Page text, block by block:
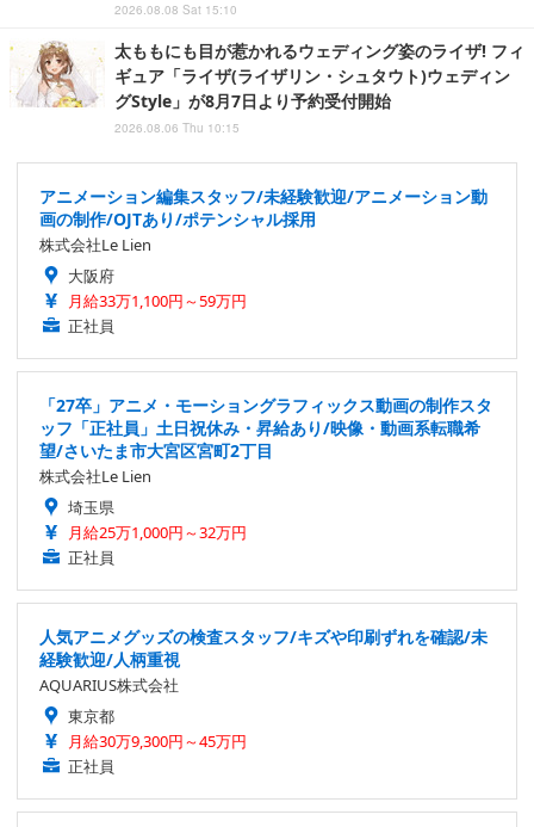
2026.08.08 Sat 15:10
太ももにも目が惹かれるウェディング姿のライザ! フィ
ギュア「ライザ(ライザリン・シュタウト)ウェディン
グStyle」が8月7日より予約受付開始
2026.08.06 Thu 10:15
アニメーション編集スタッフ/未経験歓迎/アニメーション動
画の制作/OJTあり/ポテンシャル採用
株式会社Le Lien
大阪府
月給33万1,100円～59万円
正社員
「27卒」アニメ・モーショングラフィックス動画の制作スタ
ッフ「正社員」土日祝休み・昇給あり/映像・動画系転職希
望/さいたま市大宮区宮町2丁目
株式会社Le Lien
埼玉県
月給25万1,000円～32万円
正社員
人気アニメグッズの検査スタッフ/キズや印刷ずれを確認/未
経験歓迎/人柄重視
AQUARIUS株式会社
東京都
月給30万9,300円～45万円
正社員